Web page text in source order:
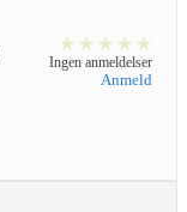
★ ★ ★ ★ ★
Ingen anmeldelser
Anmeld